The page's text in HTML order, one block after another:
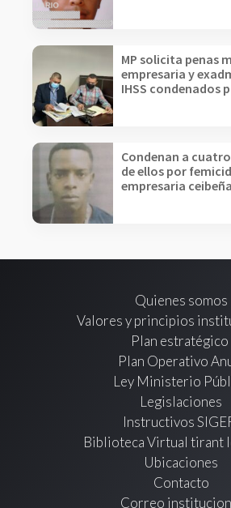
MP solicita penas
empresaria y
IHSS condenados
Condenan a
de ellos por
empresaria ceibeña
Quienes somos
Valores y principios
Plan estratégico
Plan Operativo
Ley Ministerio
Legislaciones
Instructivos
Biblioteca Virtual tirant
Ubicaciones
Contacto
Correo